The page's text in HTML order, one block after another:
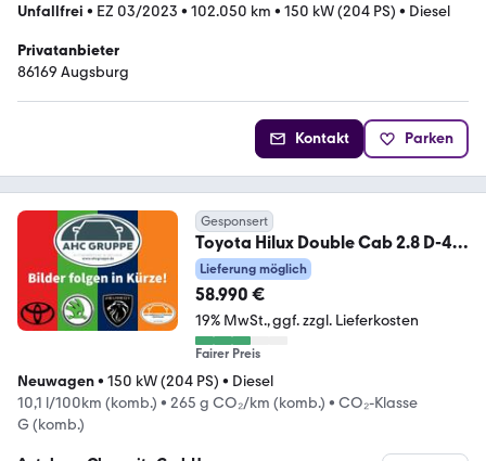
Unfallfrei • EZ 03/2023 • 102.050 km • 150 kW (204 PS) • Diesel
Privatanbieter
86169 Augsburg
Kontakt Parken
Gesponsert
Toyota Hilux Double Cab 2.8 D-4D
Invincible 4X4 6-Gang-
Lieferung möglich
58.990 €
19% MwSt. ggf. zzgl. Lieferkosten
Fairer Preis
Neuwagen• 150 kW (204 PS) • Diesel
10,1 l/100km (komb.) • 265 g CO₂/km (komb.) • CO₂-Klasse
G (komb.)